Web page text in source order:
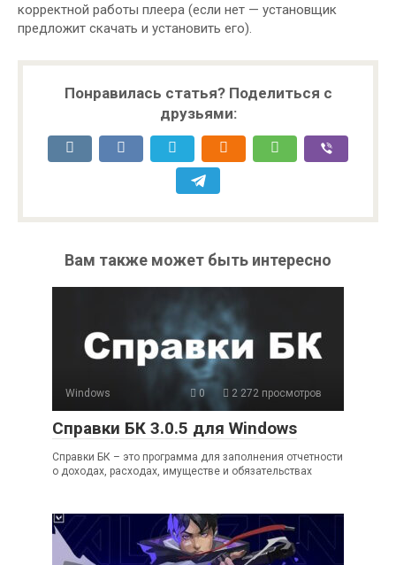
корректной работы плеера (если нет — установщик
предложит скачать и установить его).
Понравилась статья? Поделиться с
друзьями:
Вам также может быть интересно
Windows 0 2 272 просмотров
Справки БК 3.0.5 для Windows
Справки БК – это программа для заполнения отчетности
о доходах, расходах, имуществе и обязательствах